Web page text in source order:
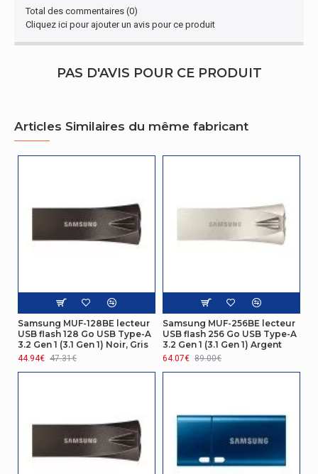
Performance
Vitesse de
400 Mo/s
Humidité :
Casquette
Total des commentaires (0)
Cliquez ici pour ajouter un avis pour ce produit
PAS D'AVIS POUR CE PRODUIT
Articles Similaires du même fabricant
Samsung MUF-128BE lecteur
USB flash 128 Go USB Type-A
3.2 Gen 1 (3.1 Gen 1) Noir, Gris
44.94€ 47.31€
Samsung MUF-256BE lecteur
USB flash 256 Go USB Type-A
3.2 Gen 1 (3.1 Gen 1) Argent
64.07€ 89.00€